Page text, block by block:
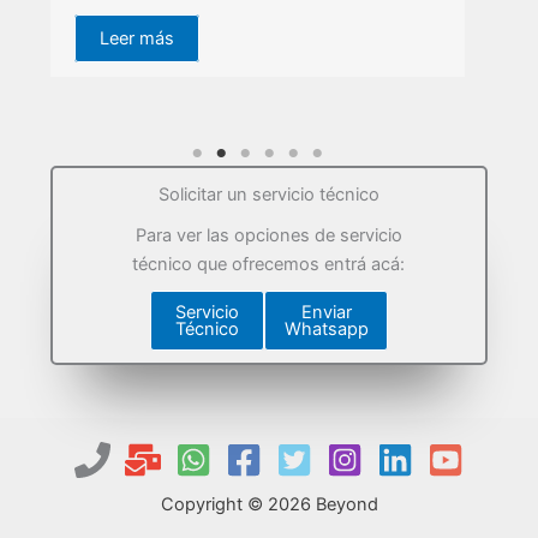
Solicitar un servicio técnico
Para ver las opciones de servicio
técnico que ofrecemos entrá acá:
Servicio
Técnico
Enviar
Whatsapp
Copyright © 2026 Beyond